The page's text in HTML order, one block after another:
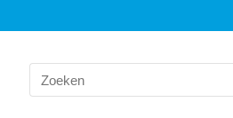
Search
for: